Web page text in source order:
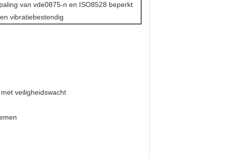
van vde0875-n en ISO8528 beperkt
vibratiebestendig
veiligheidswacht